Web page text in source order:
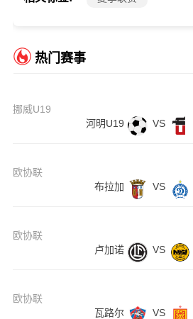
热门赛事
挪威U19
河明U19
VS
欧协联
布拉加
VS
欧协联
卢加诺
VS
欧协联
瓦路尔
VS